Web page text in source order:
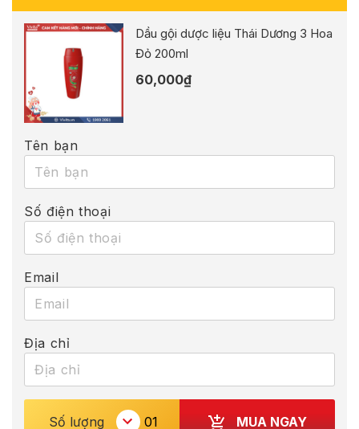
Dầu gội dược liệu Thái Dương 3 Hoa
Đỏ 200ml
60,000₫
Tên bạn
Số điện thoại
Email
Địa chỉ
Số lượng MUA NGAY